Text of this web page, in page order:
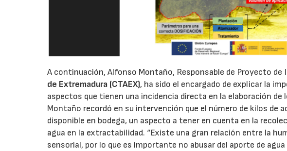
A continuación, Alfonso Montaño, Responsable de Proyecto de
de Extremadura (CTAEX), ha sido el encargado de explicar la
aspectos que tienen una incidencia directa en la elaboración
Montaño recordó en su intervención que el número de kilos de
disponible en bodega, un aspecto a tener en cuenta en la
agua en la extractabilidad. “Existe una gran relación entre la
sensorial, por lo que es importante no abusar del aporte de